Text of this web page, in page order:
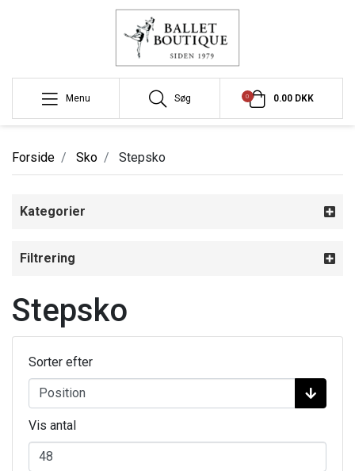
Menu Søg 0 0.00 DKK
Forside Sko Stepsko
Kategorier
Filtrering
Stepsko
Sorter efter
Vis antal